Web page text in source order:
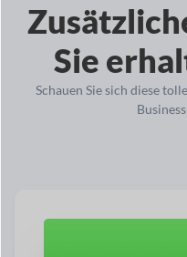
Sie
Schauen Sie sich diese